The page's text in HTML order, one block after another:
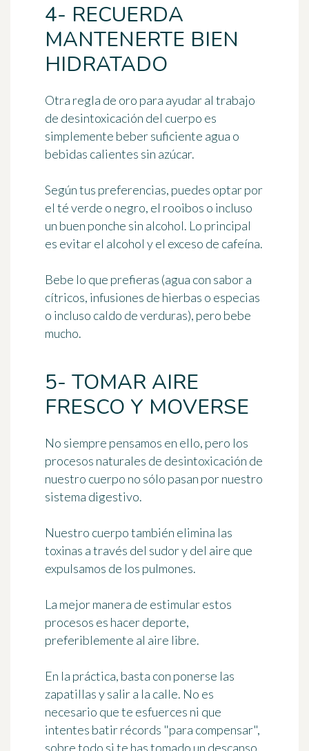
4- RECUERDA
MANTENERTE BIEN
HIDRATADO
Otra regla de oro para ayudar al trabajo
de desintoxicación del cuerpo es
simplemente beber suficiente agua o
bebidas calientes sin azúcar.
Según tus preferencias, puedes optar por
el té verde o negro, el rooibos o incluso
un buen ponche sin alcohol. Lo principal
es evitar el alcohol y el exceso de cafeína.
Bebe lo que prefieras (agua con sabor a
cítricos, infusiones de hierbas o especias
o incluso caldo de verduras), pero bebe
mucho.
5- TOMAR AIRE
FRESCO Y MOVERSE
No siempre pensamos en ello, pero los
procesos naturales de desintoxicación de
nuestro cuerpo no sólo pasan por nuestro
sistema digestivo.
Nuestro cuerpo también elimina las
toxinas a través del sudor y del aire que
expulsamos de los pulmones.
La mejor manera de estimular estos
procesos es hacer deporte,
preferiblemente al aire libre.
En la práctica, basta con ponerse las
zapatillas y salir a la calle. No es
necesario que te esfuerces ni que
intentes batir récords "para compensar",
sobre todo si te has tomado un descanso